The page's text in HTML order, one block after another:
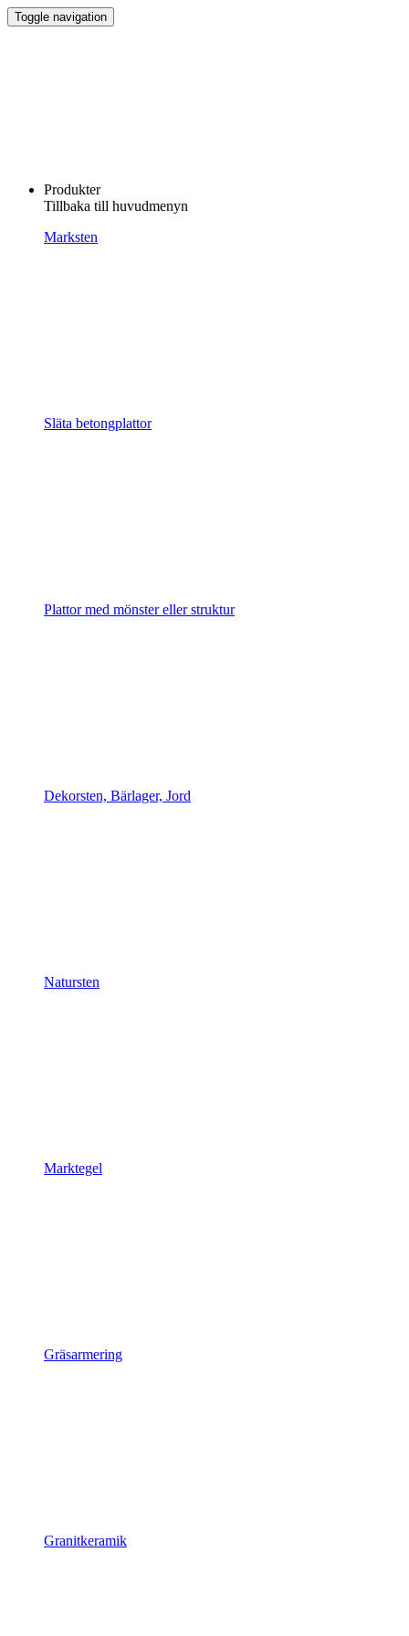
Toggle navigation
Produkter
Tillbaka till huvudmenyn
Marksten
Släta betongplattor
Plattor med mönster eller struktur
Dekorsten, Bärlager, Jord
Natursten
Marktegel
Gräsarmering
Granitkeramik